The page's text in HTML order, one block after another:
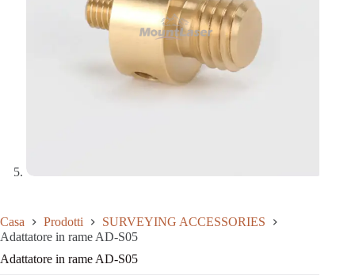
Casa Prodotti
SURVEYING ACCESSORIES
Adattatore in rame AD-S05
Adattatore in rame AD-S05